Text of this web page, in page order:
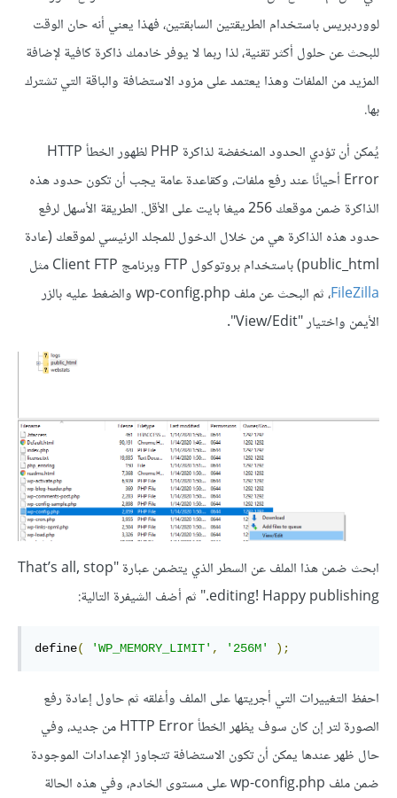
لووردبريس باستخدام الطريقتين السابقتين، فهذا يعني أنه حان الوقت
للبحث عن حلول أكثر تقنية، لذا ربما لا يوفر خادمك ذاكرة كافية لإضافة
المزيد من الملفات وهذا يعتمد على مزود الاستضافة والباقة التي تشترك
بها.
يُمكن أن تؤدي الحدود المنخفضة لذاكرة PHP لظهور الخطأ HTTP
Error أحيانًا عند رفع ملفات، وكقاعدة عامة يجب أن تكون حدود هذه
الذاكرة ضمن موقعك 256 ميغا بايت على الأقل. الطريقة الأسهل لرفع
حدود هذه الذاكرة هي من خلال الدخول للمجلد الرئيسي لموقعك (عادة
public_html) باستخدام بروتوكول FTP وبرنامج Client FTP مثل
FileZilla
، ثم البحث عن ملف wp-config.php والضغط عليه بالزر
الأيمن واختيار "View/Edit".
ابحث ضمن هذا الملف عن السطر الذي يتضمن عبارة "That’s all, stop
editing! Happy publishing." ثم أضف الشيفرة التالية:
define( 'WP_MEMORY_LIMIT' , '256M' );
احفظ التغييرات التي أجريتها على الملف وأغلقه ثم حاول إعادة رفع
الصورة لتر إن كان سوف يظهر الخطأ HTTP Error من جديد، وفي
حال ظهر عندها يمكن أن تكون الاستضافة تتجاوز الإعدادات الموجودة
ضمن ملف wp-config.php على مستوى الخادم، وفي هذه الحالة